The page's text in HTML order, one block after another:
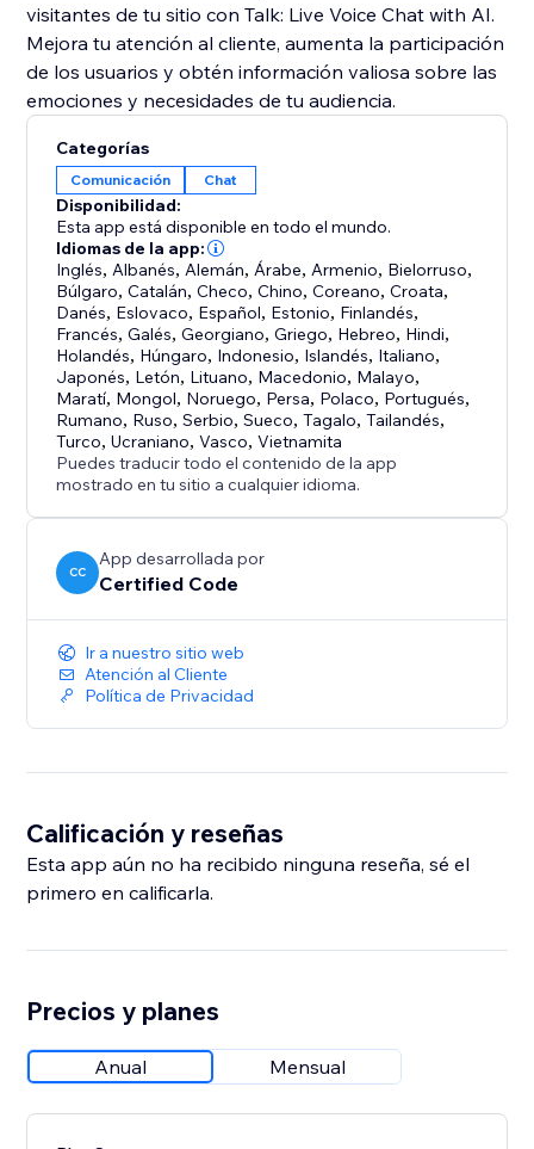
visitantes de tu sitio con Talk: Live Voice Chat with AI.
Mejora tu atención al cliente, aumenta la participación
de los usuarios y obtén información valiosa sobre las
emociones y necesidades de tu audiencia.
Categorías
Comunicación Chat
Disponibilidad:
Esta app está disponible en todo el mundo.
Idiomas de la app:
Inglés, Albanés, Alemán, Árabe, Armenio, Bielorruso,
Búlgaro,Catalán,Checo,Chino,Coreano,Croata,
Danés, Eslovaco, Español, Estonio, Finlandés,
Francés,Galés,Georgiano,Griego, Hebreo, Hindi,
Holandés, Húngaro, Indonesio, Islandés, Italiano,
Japonés, Letón, Lituano, Macedonio, Malayo,
Maratí, Mongol, Noruego, Persa, Polaco, Portugués,
Rumano, Ruso,Serbio,Sueco,Tagalo,Tailandés,
Turco,Ucraniano,Vasco,Vietnamita
Puedes traducir todo el contenido de la app
mostrado en tu sitio a cualquier idioma.
CC
App desarrollada por
Certified Code
Ir a nuestro sitio web
Atención al Cliente
Política de Privacidad
Calificación y reseñas
Esta app aún no ha recibido ninguna reseña, sé el
primero en calificarla.
Precios y planes
Anual Mensual